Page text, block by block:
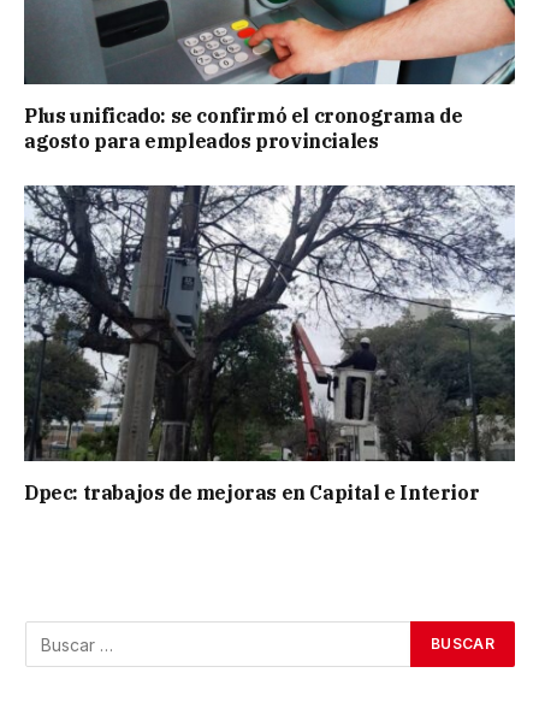
Plus unificado: se confirmó el cronograma de
agosto para empleados provinciales
Dpec: trabajos de mejoras en Capital e Interior